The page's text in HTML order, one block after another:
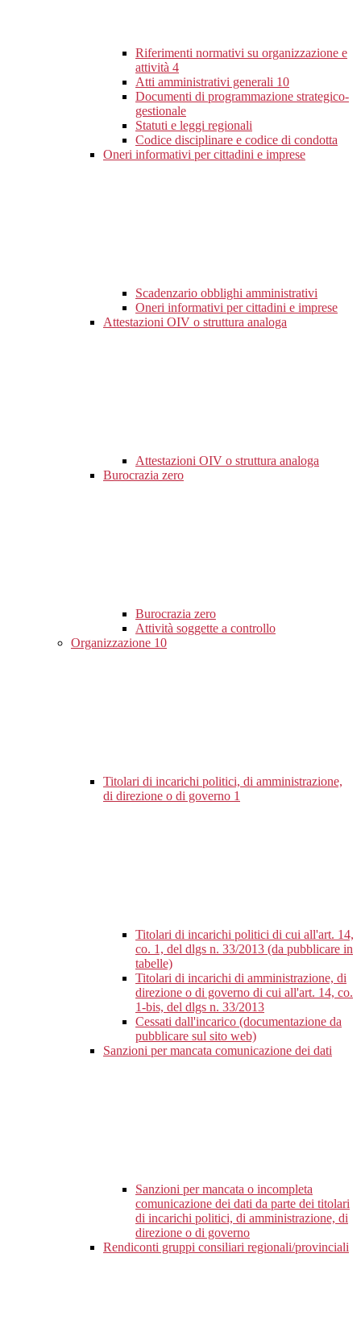
Riferimenti normativi su organizzazione e
attività 4
Atti amministrativi generali 10
Documenti di programmazione strategico-
gestionale
Statuti e leggi regionali
Codice disciplinare e codice di condotta
Oneri informativi per cittadini e imprese
Scadenzario obblighi amministrativi
Oneri informativi per cittadini e imprese
Attestazioni OIV o struttura analoga
Attestazioni OIV o struttura analoga
Burocrazia zero
Burocrazia zero
Attività soggette a controllo
Organizzazione 10
Titolari di incarichi politici, di amministrazione,
di direzione o di governo 1
Titolari di incarichi politici di cui all'art. 14,
co. 1, del dlgs n. 33/2013 (da pubblicare in
tabelle)
Titolari di incarichi di amministrazione, di
direzione o di governo di cui all'art. 14, co.
1-bis, del dlgs n. 33/2013
Cessati dall'incarico (documentazione da
pubblicare sul sito web)
Sanzioni per mancata comunicazione dei dati
Sanzioni per mancata o incompleta
comunicazione dei dati da parte dei titolari
di incarichi politici, di amministrazione, di
direzione o di governo
Rendiconti gruppi consiliari regionali/provinciali